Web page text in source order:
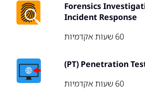
Forensics
Incident Response
60 שעות אקדמיות
PT) Penetration
60 שעות אקדמיות